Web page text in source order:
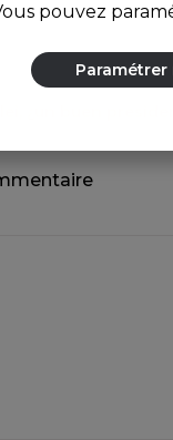
¿un buen
pouvez